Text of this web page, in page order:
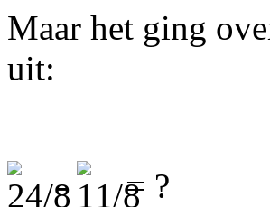
Maar het ging
uit:
- = ?